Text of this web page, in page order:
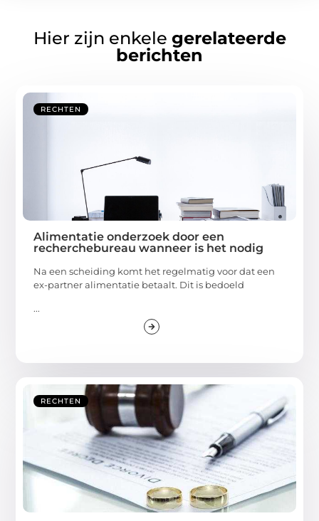
Hier zijn enkele gerelateerde
berichten
RECHTEN
Alimentatie onderzoek door een
recherchebureau wanneer is het nodig
Na een scheiding komt het regelmatig voor dat een
ex-partner alimentatie betaalt. Dit is bedoeld
...
RECHTEN